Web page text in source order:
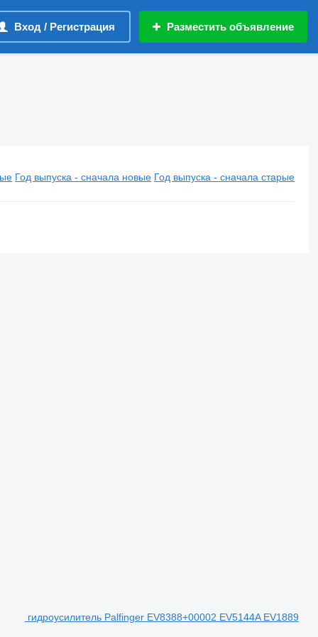
Вход / Регистрация Разместить объявление
Год выпуска - сначала новые Год выпуска - сначала старые
гидроусилитель Palfinger EV8388+00002 EV5144A EV1889